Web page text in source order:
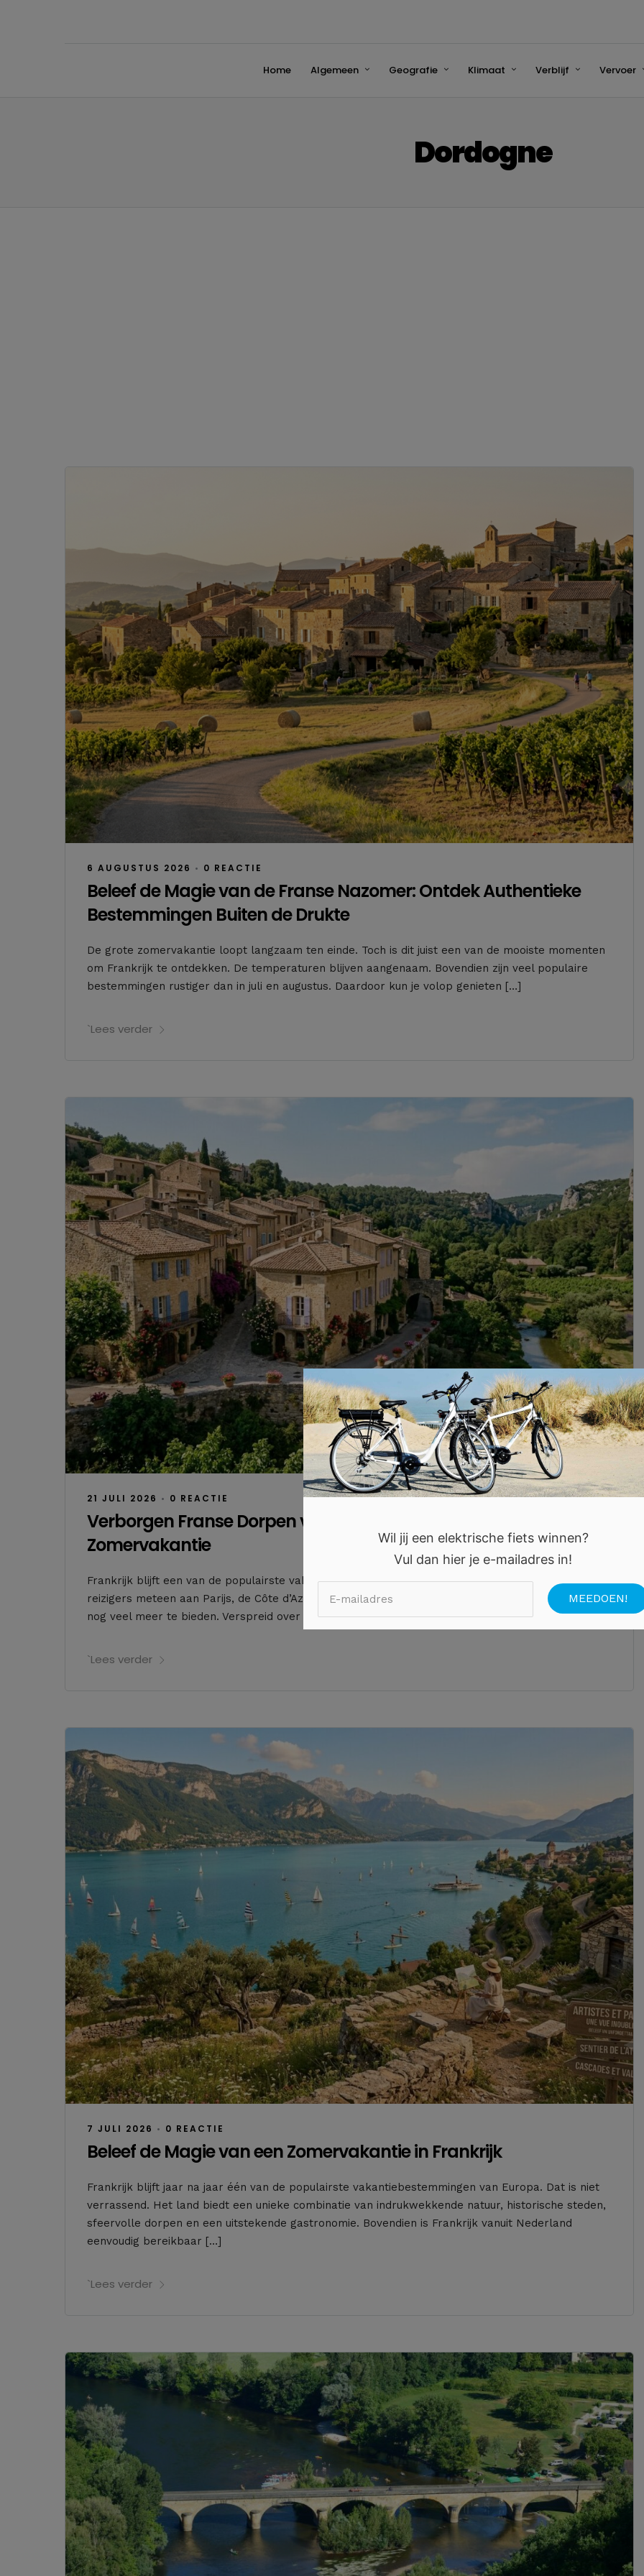
Home Algemeen Geografie Klimaat Verblijf Vervoer
Dordogne
6 AUGUSTUS 2026 • 0 REACTIE
Beleef de Magie van de Franse Nazomer: Ontdek Authentieke
Bestemmingen Buiten de Drukte
De grote zomervakantie loopt langzaam ten einde. Toch is dit juist een van de mooiste momenten
om Frankrijk te ontdekken. De temperaturen blijven aangenaam. Bovendien zijn veel populaire
bestemmingen rustiger dan in juli en augustus. Daardoor kun je volop genieten […]
`Lees verder
21 JULI 2026 • 0 REACTIE
Verborgen Franse Dorpen voor een Onvergetelijke
Zomervakantie
Frankrijk blijft een van de populairste vakantiebestemmingen van Europa. Toch denken veel
reizigers meteen aan Parijs, de Côte d’Azur of de Provence. Dat is begrijpelijk. Toch heeft Frankrijk
nog veel meer te bieden. Verspreid over het hele land liggen namelijk […]
`Lees verder
7 JULI 2026 • 0 REACTIE
Beleef de Magie van een Zomervakantie in Frankrijk
Frankrijk blijft jaar na jaar één van de populairste vakantiebestemmingen van Europa. Dat is niet
verrassend. Het land biedt een unieke combinatie van indrukwekkende natuur, historische steden,
sfeervolle dorpen en een uitstekende gastronomie. Bovendien is Frankrijk vanuit Nederland
eenvoudig bereikbaar […]
`Lees verder
Wil jij een elektrische fiets winnen?
Vul dan hier je e-mailadres in!